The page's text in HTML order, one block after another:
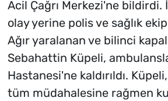
Acil Çağrı Merkezi'ne bildirdi.
olay yerine polis ve sağlık
Ağır yaralanan ve bilinci
Sebahattin Küpeli,
Hastanesi'ne kaldırıldı.
tüm müdahalesine rağmen